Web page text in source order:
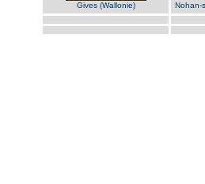
Gives (Wallonie) Nohan-